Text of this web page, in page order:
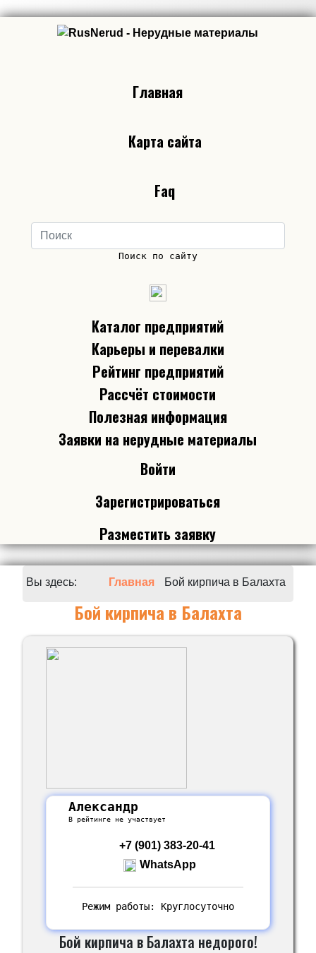
Главная
Карта сайта
Faq
Поиск по сайту
Каталог предприятий
Карьеры и перевалки
Рейтинг предприятий
Рассчёт стоимости
Полезная информация
Заявки на нерудные материалы
Войти
Зарегистрироваться
Разместить заявку
Вы здесь: Главная Бой кирпича в Балахта
Бой кирпича в Балахта
Александр
В рейтинге не участвует
+7 (901) 383-20-41
WhatsApp
Режим работы: Круглосуточно
Бой кирпича в Балахта недорого!